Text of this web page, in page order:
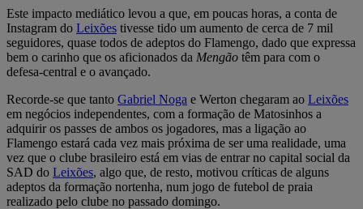
Este impacto mediático levou a que, em poucas horas, a conta de
Instagram do Leixões tivesse tido um aumento de cerca de 7 mil
seguidores, quase todos de adeptos do Flamengo, dado que expressa
bem o carinho que os aficionados da Mengão têm para com o
defesa-central e o avançado.
Recorde-se que tanto Gabriel Noga e Werton chegaram ao Leixões
em negócios independentes, com a formação de Matosinhos a
adquirir os passes de ambos os jogadores, mas a ligação ao
Flamengo estará cada vez mais próxima de ser uma realidade, uma
vez que o clube brasileiro está em vias de entrar no capital social da
SAD do Leixões, algo que, de resto, motivou críticas de alguns
adeptos da formação nortenha, num jogo de futebol de praia
realizado pelo clube no passado domingo.